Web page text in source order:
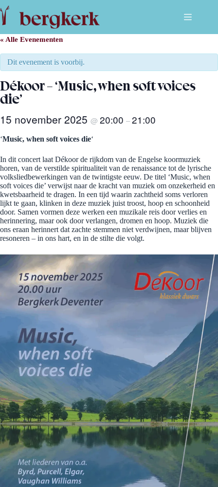
Ga
naar
de
« Alle Evenementen
Dit evenement is voorbij.
Dékoor – ‘Music, when soft voices
die’
15 november 2025 @ 20:00 –21:00
‘Music, when soft voices die‘
In dit concert laat Dékoor de rijkdom van de Engelse koormuziek
horen, van de verstilde spiritualiteit van de renaissance tot de lyrische
volksliedbewerkingen van de twintigste eeuw. De titel ‘Music, when
soft voices die’ verwijst naar de kracht van muziek om onzekerheid en
kwetsbaarheid te dragen. In een tijd waarin zachtheid soms verloren
lijkt te gaan, klinken in deze muziek juist troost, hoop en schoonheid
door. Samen vormen deze werken een muzikale reis door verlies en
herinnering, maar ook door verlangen, dromen en hoop. Muziek die
ons eraan herinnert dat zachte stemmen niet verdwijnen, maar blijven
resoneren – in ons hart, en in de stilte die volgt.